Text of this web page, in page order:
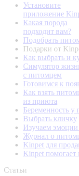
Установите
приложение
Какая порода
подходит вам?
Подобрать
Подарки от
Как выбрать и
Симулятор
с питомцем
Готовимся к
Как взять
из приюта
Беременность у
Выбрать кличку
Изучаем
Журнал о
Kinpet для
Kinpet
Статьи